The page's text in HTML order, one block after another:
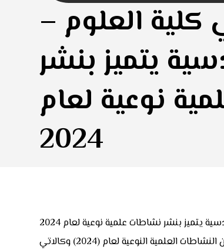
العلوم –
يتميز بنشر
نوعية لعام
2024
يتميز بنشر نشاطات علمية نوعية لعام 2024